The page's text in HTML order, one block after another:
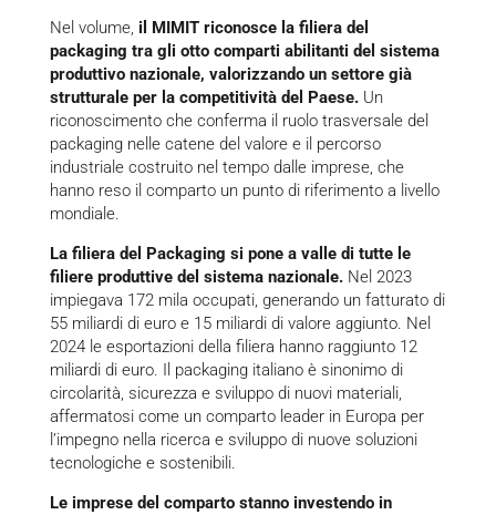
Nel volume, il MIMIT riconosce la filiera del
packaging tra gli otto comparti abilitanti del sistema
produttivo nazionale, valorizzando un settore già
strutturale per la competitività del Paese.Un
riconoscimento che conferma il ruolo trasversale del
packaging nelle catene del valore e il percorso
industriale costruito nel tempo dalle imprese, che
hanno reso il comparto un punto di riferimento a livello
mondiale.
La filiera del Packaging si pone a valle di tutte le
filiere produttive del sistema nazionale.Nel 2023
impiegava 172 mila occupati, generando un fatturato di
55 miliardi di euro e 15 miliardi di valore aggiunto. Nel
2024 le esportazioni della filiera hanno raggiunto 12
miliardi di euro. Il packaging italiano è sinonimo di
circolarità, sicurezza e sviluppo di nuovi materiali,
affermatosi come un comparto leader in Europa per
l’impegno nella ricerca e sviluppo di nuove soluzioni
tecnologiche e sostenibili.
Le imprese del comparto stanno investendo in